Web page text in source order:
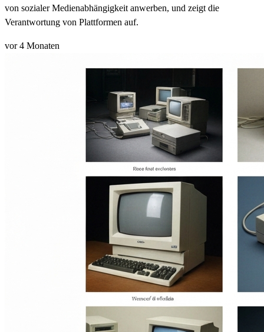
von sozialer Medienabhängigkeit anwerben, und zeigt die
Verantwortung von Plattformen auf.
vor 4 Monaten